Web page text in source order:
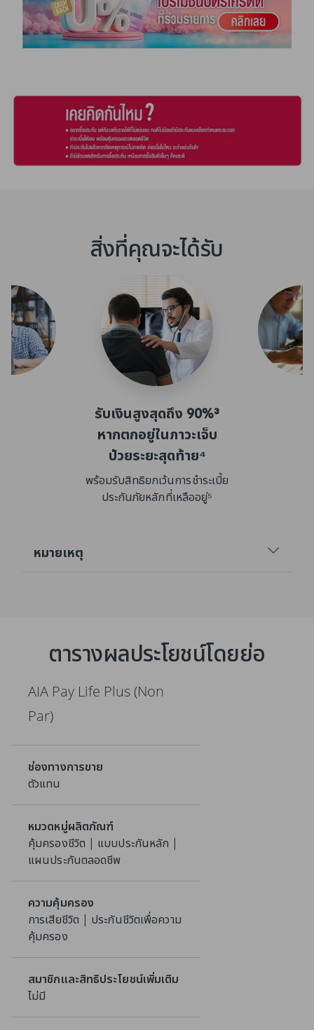
ทั้งนี้ เอไอเออาจเก็บข้อมูลของท่านเพิ่มเติมภายหลังเพื่อ
ใช้ตามวัตถุประสงค์ข้างต้น ท่านสามารถศึกษานโยบาย
ข้อมูลส่วนบุคคลได้ที่เว็บไซต์ของเอไอเอตามลิ้งค์ดังต่อไป
ได้ที่เอไอเอคอลเซ็นเตอร์ โทร. 1581 หากท่านต้องการ
ติดต่อเจ้าหน้าที่คุ้มครองข้อมูลส่วนบุคคลของเอไอเอ
(DPO) กรุณาติดต่อทางอีเมล th.privacy@aia.com
หรือติดต่อตามที่อยู่ที่ บริษัท เอไอเอ จำกัด 181 ถนน
สุรวงศ์ แขวงสุริยวงศ์ เขตบางรัก กรุงเทพฯ 10500
สิ่งที่คุณจะได้รับ
รับเงินสูงสุดถึง 90%³
หากตกอยู่ในภาวะเจ็บ
ป่วยระยะสุดท้าย⁴
พร้อมรับสิทธิยกเว้นการชำระเบี้ย
ประกันภัยหลักที่เหลืออยู่⁵
หมายเหตุ
ตารางผลประโยชน์โดยย่อ
AIA Pay Life Plus (Non
Par)
ช่องทางการขาย
ตัวแทน
หมวดหมู่ผลิตภัณฑ์
คุ้มครองชีวิต | แบบประกันหลัก |
แผนประกันตลอดชีพ
ความคุ้มครอง
การเสียชีวิต | ประกันชีวิตเพื่อความ
คุ้มครอง
สมาชิกและสิทธิประโยชน์เพิ่มเติม
ไม่มี